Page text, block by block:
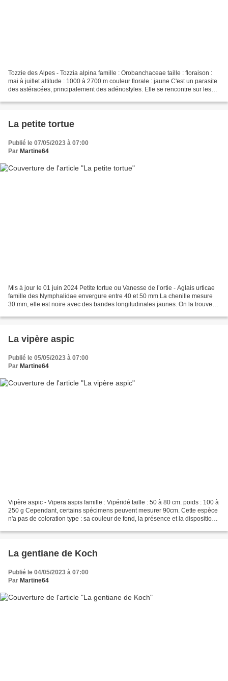
Tozzie des Alpes - Tozzia alpina famille : Orobanchaceae taille : floraison :
mai à juillet altitude : 1000 à 2700 m couleur florale : jaune C'est un parasite
des astéracées, principalement des adénostyles. Elle se rencontre sur les
La petite tortue
Publié le 07/05/2023 à 07:00
Par Martine64
Mis à jour le 01 juin 2024 Petite tortue ou Vanesse de l’ortie - Aglais urticae
famille des Nymphalidae envergure entre 40 et 50 mm La chenille mesure
30 mm, elle est noire avec des bandes longitudinales jaunes. On la trouve
La vipère aspic
Publié le 05/05/2023 à 07:00
Par Martine64
Vipère aspic - Vipera aspis famille : Vipéridé taille : 50 à 80 cm. poids : 100 à
250 g Cependant, certains spécimens peuvent mesurer 90cm. Cette espèce
n'a pas de coloration type : sa couleur de fond, la présence et la disposition
La gentiane de Koch
Publié le 04/05/2023 à 07:00
Par Martine64